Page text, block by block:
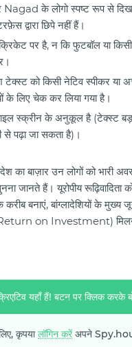
के लोगो स्पष्ट रूप से
द्वारा छिपे नहीं हैं।
पर है, न कि फुटबॉल या
टेक्स्ट को किसी नेटिव स्पीकर
के लिए चेक कर लिया गया है।
स्क्रीन के अनुकूल है (टेक्स्ट
से पढ़ा जा सकता है)।
का बाज़ार उन लोगों को भारी
जानते हैं। यूरोपीय रूढ़िवादिता
बनाएं, बांग्लादेशियों के मुख्य
on Investment)
यहाँ हैं! बटन पर क्लिक करके
कृपयालॉगिन करेंअपने